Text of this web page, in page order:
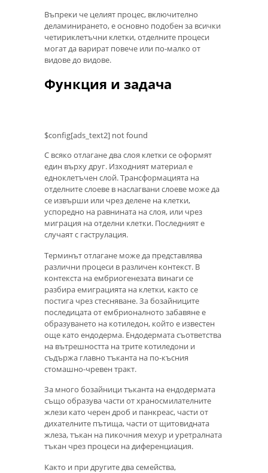
Въпреки че целият процес, включително
деламинирането, е основно подобен за всички
четириклетъчни клетки, отделните процеси
могат да варират повече или по-малко от
видове до видове.
Функция и задача
$config[ads_text2] not found
С всяко отлагане два слоя клетки се оформят
един върху друг. Изходният материал е
едноклетъчен слой. Трансформацията на
отделните слоеве в наслагвани слоеве може да
се извърши или чрез делене на клетки,
успоредно на равнината на слоя, или чрез
миграция на отделни клетки. Последният е
случаят с гаструлация.
Терминът отлагане може да представлява
различни процеси в различен контекст. В
контекста на ембриогенезата винаги се
разбира емиграцията на клетки, както се
постига чрез стесняване. За бозайниците
последицата от ембрионалното забавяне е
образуването на котиледон, който е известен
още като ендодерма. Ендодермата съответства
на вътрешността на трите котиледони и
съдържа главно тъканта на по-късния
стомашно-чревен тракт.
За много бозайници тъканта на ендодермата
също образува части от храносмилателните
жлези като черен дроб и панкреас, части от
дихателните пътища, части от щитовидната
жлеза, тъкан на пикочния мехур и уретралната
тъкан чрез процеси на диференциация.
Както и при другите два семейства,